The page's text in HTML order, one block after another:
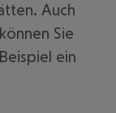
Auch
Sie
ein